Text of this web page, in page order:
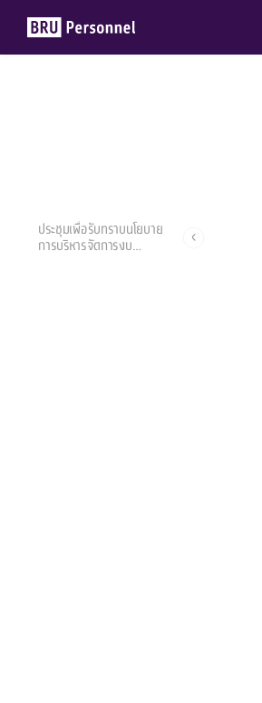
ประชุมเพื่อรับทราบนโยบาย
การบริหารจัดการงบ